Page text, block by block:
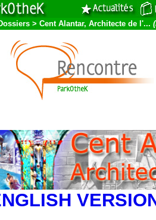
> Cent Alantar, Architecte de l'...